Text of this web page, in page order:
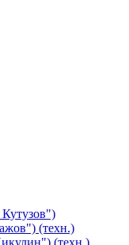
(техн.)
(техн.)